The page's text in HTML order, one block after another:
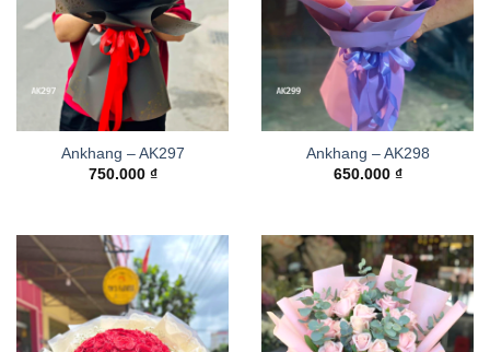
Ankhang – AK297
750.000 ₫
Ankhang – AK298
650.000 ₫